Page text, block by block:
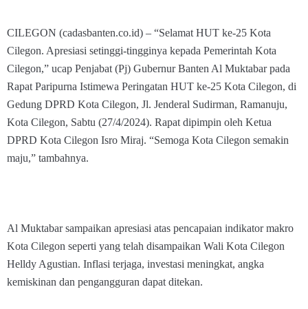
CILEGON (cadasbanten.co.id) – “Selamat HUT ke-25 Kota
Cilegon. Apresiasi setinggi-tingginya kepada Pemerintah Kota
Cilegon,” ucap Penjabat (Pj) Gubernur Banten Al Muktabar pada
Rapat Paripurna Istimewa Peringatan HUT ke-25 Kota Cilegon, di
Gedung DPRD Kota Cilegon, Jl. Jenderal Sudirman, Ramanuju,
Kota Cilegon, Sabtu (27/4/2024). Rapat dipimpin oleh Ketua
DPRD Kota Cilegon Isro Miraj. “Semoga Kota Cilegon semakin
maju,” tambahnya.
Al Muktabar sampaikan apresiasi atas pencapaian indikator makro
Kota Cilegon seperti yang telah disampaikan Wali Kota Cilegon
Helldy Agustian. Inflasi terjaga, investasi meningkat, angka
kemiskinan dan pengangguran dapat ditekan.